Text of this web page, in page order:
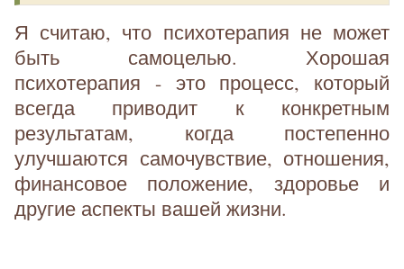
Я считаю, что психотерапия не может
быть самоцелью. Хорошая
психотерапия - это процесс, который
всегда приводит к конкретным
результатам, когда постепенно
улучшаются самочувствие, отношения,
финансовое положение, здоровье и
другие аспекты вашей жизни.